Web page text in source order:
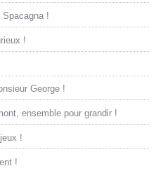
!
!
George !
ensemble pour grandir !
!
!